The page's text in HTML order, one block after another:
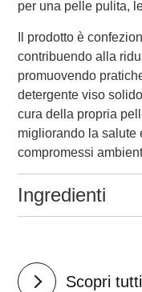
per una pelle pulita,
Il prodotto è
contribuendo alla
promuovendo
detergente viso
cura della propria
migliorando la salute
compromessi
Ingredienti
Scopri